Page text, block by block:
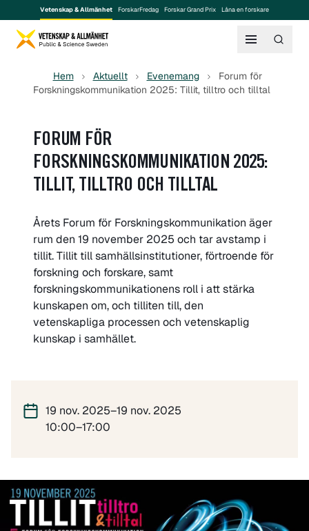
Vetenskap & Allmänhet ForskarFredag Forskar Grand Prix Låna en forskare
Hem Aktuellt Evenemang
Forum för
Forskningskommunikation 2025: Tillit, tilltro och tilltal
FORUM FÖR
FORSKNINGSKOMMUNIKATION 2025:
TILLIT, TILLTRO OCH TILLTAL
Årets Forum för Forskningskommunikation äger
rum den 19 november 2025 och tar avstamp i
tillit. Tillit till samhällsinstitutioner, förtroende för
forskning och forskare, samt
forskningskommunikationens roll i att stärka
kunskapen om, och tilliten till, den
vetenskapliga processen och vetenskaplig
kunskap i samhället.
19 nov. 2025–19 nov. 2025
10:00–17:00